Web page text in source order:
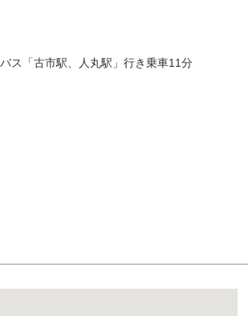
ス「古市駅、人丸駅」行き乗車11分